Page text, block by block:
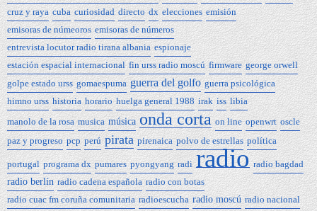
cruz y raya cuba curiosidad directo dx elecciones emisión
emisoras de númeoros emisoras de números
entrevista locutor radio tirana albania espionaje
estación espacial internacional fin urss radio moscú firmware george orwell
golpe estado urss gomaespuma guerra del golfo guerra psicológica
himno urss historia horario huelga general 1988 irak iss libia
manolo de la rosa musica música onda corta on line openwrt oscle
paz y progreso pcp perú pirata pirenaica polvo de estrellas política
portugal programa dx pumares pyongyang radi radio radio bagdad
radio berlín radio cadena española radio con botas
radio cuac fm coruña comunitaria radioescucha radio moscú radio nacional